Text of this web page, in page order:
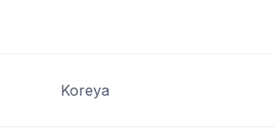
Koreya